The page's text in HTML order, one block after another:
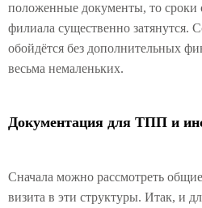
положенные документы, то сроки
филиала существенно затянутся.
обойдётся без дополнительных
весьма немаленьких.
Документация для ТПП и
Сначала можно рассмотреть
визита в эти структуры. Итак, и